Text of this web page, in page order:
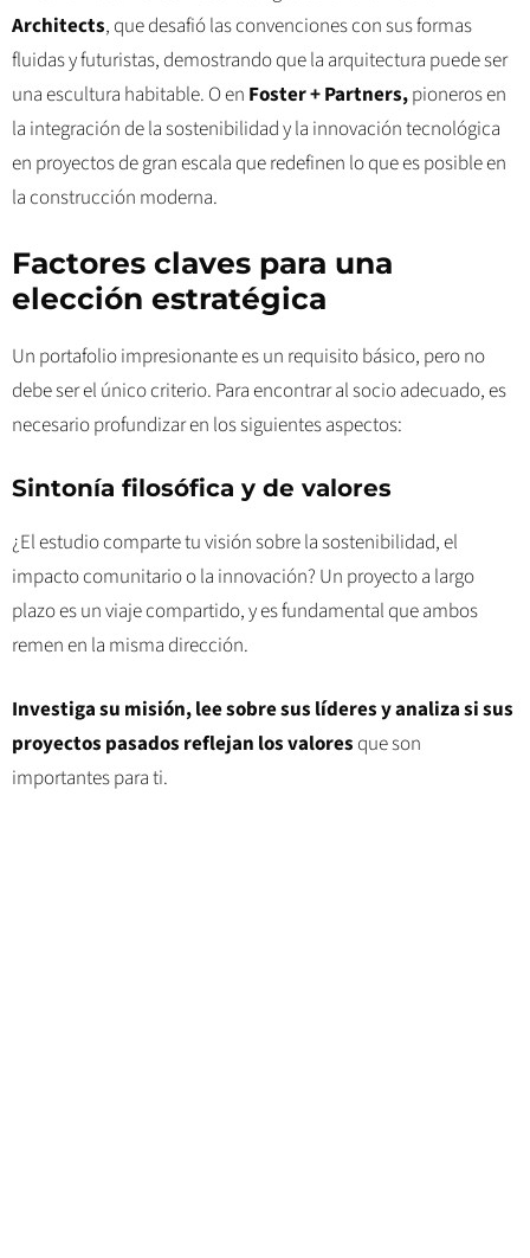
Architects, que desafió las convenciones con sus formas
fluidas y futuristas, demostrando que la arquitectura puede ser
una escultura habitable. O en Foster + Partners,pioneros en
la integración de la sostenibilidad y la innovación tecnológica
en proyectos de gran escala que redefinen lo que es posible en
la construcción moderna.
Factores claves para una
elección estratégica
Un portafolio impresionante es un requisito básico, pero no
debe ser el único criterio. Para encontrar al socio adecuado, es
necesario profundizar en los siguientes aspectos:
Sintonía filosófica y de valores
¿El estudio comparte tu visión sobre la sostenibilidad, el
impacto comunitario o la innovación? Un proyecto a largo
plazo es un viaje compartido, y es fundamental que ambos
remen en la misma dirección.
Investiga su misión, lee sobre sus líderes y analiza si sus
proyectos pasados reflejan los valores que son
importantes para ti.